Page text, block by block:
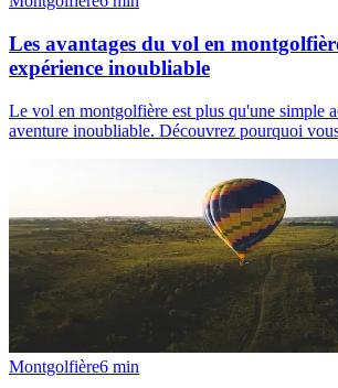
Les avantages du vol en
expérience inoubliable
Le vol en montgolfière est plus qu'une simple
aventure inoubliable. Découvrez pourquoi
Montgolfière6 min